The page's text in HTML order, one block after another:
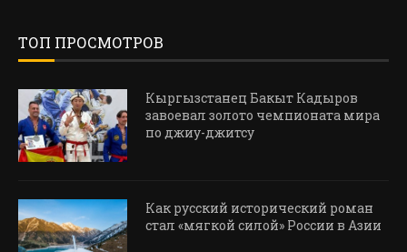
ТОП ПРОСМОТРОВ
Кыргызстанец Бакыт Кадыров
завоевал золото чемпионата мира
по джиу-джитсу
Как русский исторический роман
стал «мягкой силой» России в Азии